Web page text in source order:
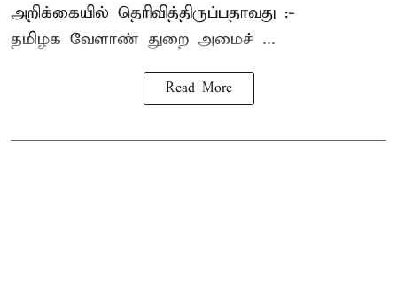
அறிக்கையில் தெரிவித்திருப்பதாவது :-
தமிழக வேளாண் துறை அமைச் ...
Read More